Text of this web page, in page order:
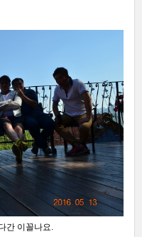
간 이꼴나요.